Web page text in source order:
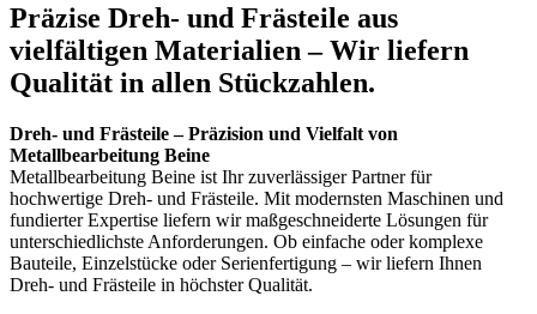
Präzise Dreh- und Frästeile aus
vielfältigen Materialien – Wir liefern
Qualität in allen Stückzahlen.
Dreh- und Frästeile – Präzision und Vielfalt von
Metallbearbeitung Beine
Metallbearbeitung Beine ist Ihr zuverlässiger Partner für
hochwertige Dreh- und Frästeile. Mit modernsten Maschinen und
fundierter Expertise liefern wir maßgeschneiderte Lösungen für
unterschiedlichste Anforderungen. Ob einfache oder komplexe
Bauteile, Einzelstücke oder Serienfertigung – wir liefern Ihnen
Dreh- und Frästeile in höchster Qualität.